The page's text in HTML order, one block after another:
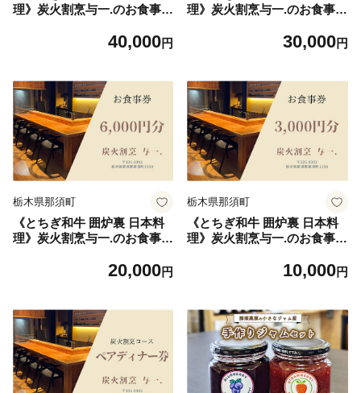
理》炭火割烹与一.のお食事券
券 食事 那須 栃木県 那須町
40,000円
理》炭火割烹与一.のお食事券
食事 那須 栃木県 那須町〔D-
30,000円
栃木県那須町
《とちぎ和牛 囲炉裏 日本料
理》炭火割烹与一.のお食事券
食事 那須 栃木県 那須町〔C-
20,000円
栃木県那須町
《とちぎ和牛 囲炉裏 日本料
理》炭火割烹与一.のお食事券
食事 那須 栃木県 那須町〔B-
10,000円